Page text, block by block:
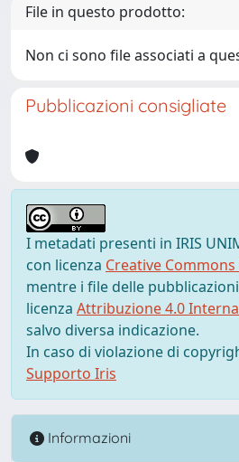
File in questo prodotto:
Non ci sono file associati a
Pubblicazioni consigliate
I metadati presenti in IRIS
con licenza Creative Commons
mentre i file delle
licenza Attribuzione 4.0
salvo diversa indicazione.
In caso di violazione di
Supporto Iris
Informazioni